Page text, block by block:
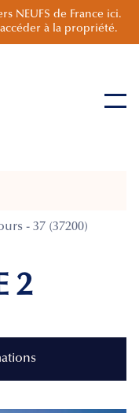
NEUFS de France ici.
à la propriété.
- 37 (37200)
2